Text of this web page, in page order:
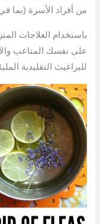
من أفراد الأسرة (بما
باستخدام العلاجات
على نفسك المتاعب
للبراغيث التقليدية